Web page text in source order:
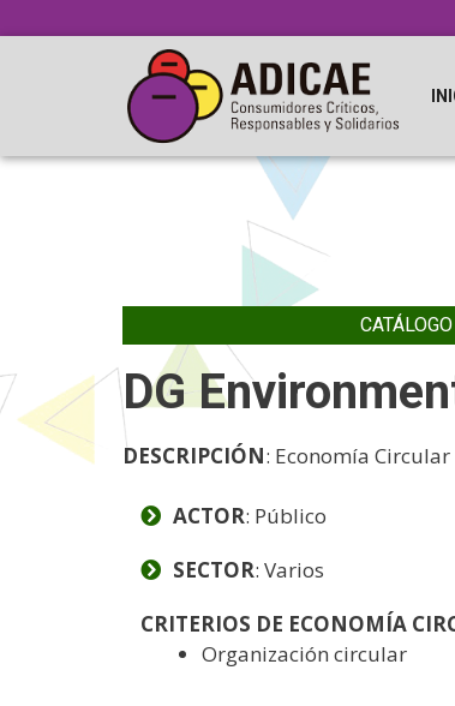
DG
DESCRIPCIÓN: Economía Circular
ACTOR: Público
SECTOR: Varios
CRITERIOS DE ECONOMÍA
Organización circular